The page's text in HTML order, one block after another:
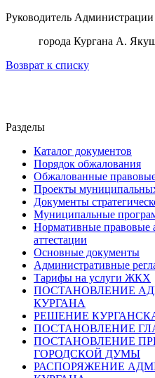
Руководитель Администрации
города Кургана А.
Возврат к списку
Разделы
Каталог документов
Порядок обжалования
Обжалованные
Проекты
Документы
Муниципальные
Нормативные правовые
аттестации
Основные документы
Административные
Тарифы на услуги ЖКХ
ПОСТАНОВЛЕНИЕ
КУРГАНА
РЕШЕНИЕ
ПОСТАНОВЛЕНИЕ
ПОСТАНОВЛЕНИЕ
ГОРОДСКОЙ ДУМЫ
РАСПОРЯЖЕНИЕ